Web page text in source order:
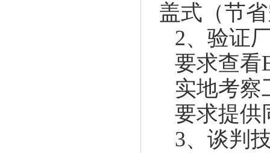
盖式（节
2、验证
要求查看
实地考察
要求提供
3、谈判